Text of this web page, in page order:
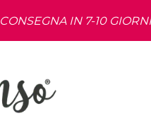
CONSEGNA IN 7-10